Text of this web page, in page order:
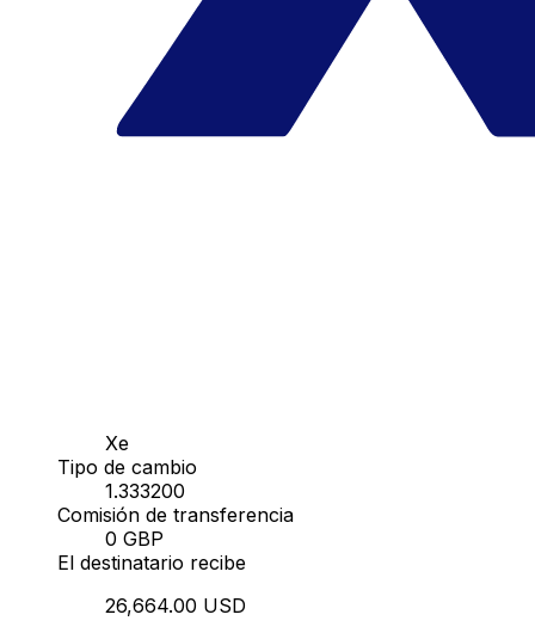
Xe
Tipo de cambio
1.333200
Comisión de transferencia
0 GBP
El destinatario recibe
26,664.00 USD